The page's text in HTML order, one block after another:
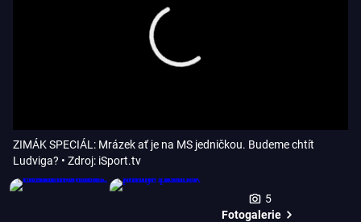
ZIMÁK SPECIÁL: Mrázek ať je na MS jedničkou. Budeme chtít
Ludviga? • Zdroj: iSport.tv
5
Fotogalerie